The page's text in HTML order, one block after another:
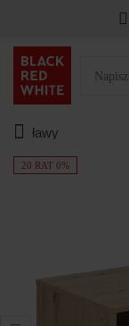
ławy
20 RAT 0%